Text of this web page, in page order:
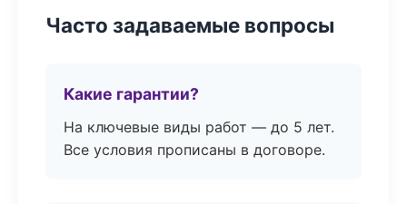
Часто задаваемые вопросы
Какие гарантии?
На ключевые виды работ — до 5 лет.
Все условия прописаны в договоре.